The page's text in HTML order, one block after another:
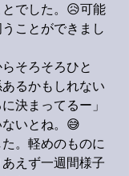
でした。😥可能
ことができまし
そろそろひと
るかもしれない
決まってるー」
いとね。😅
。軽めのものに
えず一週間様子